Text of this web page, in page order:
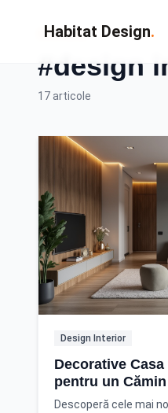
Habitat Design.
Eticheta
#design
17 articole
Design Interior
Decorative
pentru un Cămin
Descoperă cele mai